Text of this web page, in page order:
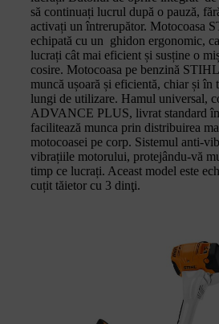
să continuați lucrul după o pauză,
activați un întrerupător. Motocoasa
echipată cu un ghidon ergonomic,
lucrați cât mai eficient și susține o
cosire. Motocoasa pe benzină
muncă ușoară și eficientă, chiar și în
lungi de utilizare. Hamul universal,
ADVANCE PLUS, livrat standard
facilitează munca prin distribuirea
motocoasei pe corp. Sistemul anti-
vibrațiile motorului, protejându-vă
timp ce lucrați. Aceast model este
cuțit tăietor cu 3 dinţi.